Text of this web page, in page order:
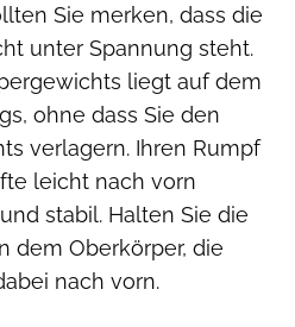
Sie merken, dass die
unter Spannung steht.
liegt auf dem
ohne dass Sie den
verlagern. Ihren Rumpf
leicht nach vorn
stabil. Halten Sie die
dem Oberkörper, die
nach vorn.